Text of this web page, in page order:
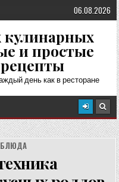
06.08.2026
и простые
день как в ресторане
БЛЮДА